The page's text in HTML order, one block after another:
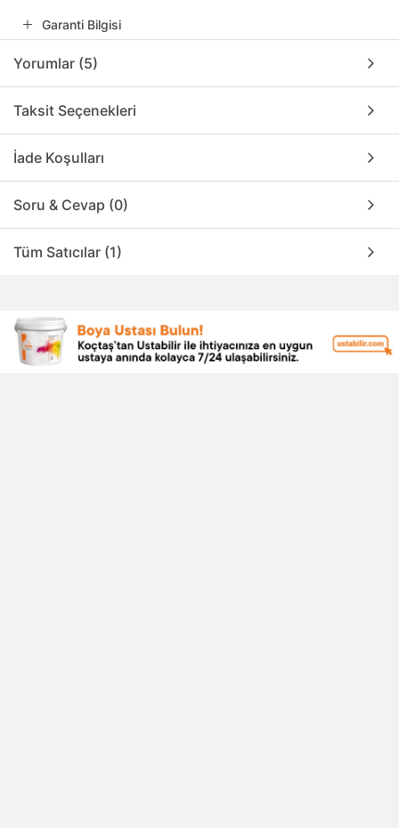
Garanti Bilgisi
Yorumlar (5)
Taksit Seçenekleri
İade Koşulları
Soru & Cevap (0)
Tüm Satıcılar (1)